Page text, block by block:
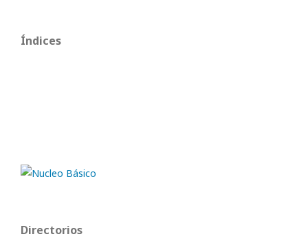
Índices
Directorios